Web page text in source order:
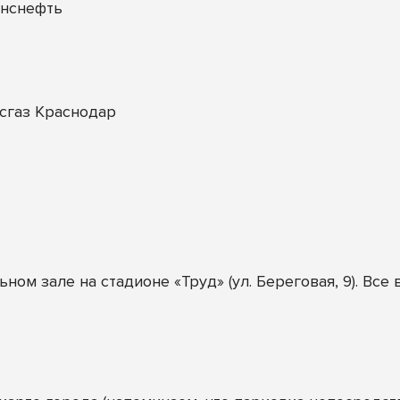
Краснодар
зале на стадионе «Труд» (ул. Береговая, 9). Все